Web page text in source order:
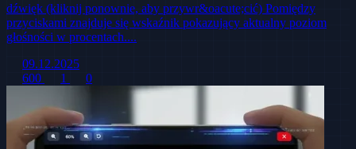
dźwięk (kliknij ponownie, aby przywr&oacute;cić) Pomiędzy
przyciskami znajduje się wskaźnik pokazujący aktualny poziom
głośności w procentach....
09.12.2025
600
1 0